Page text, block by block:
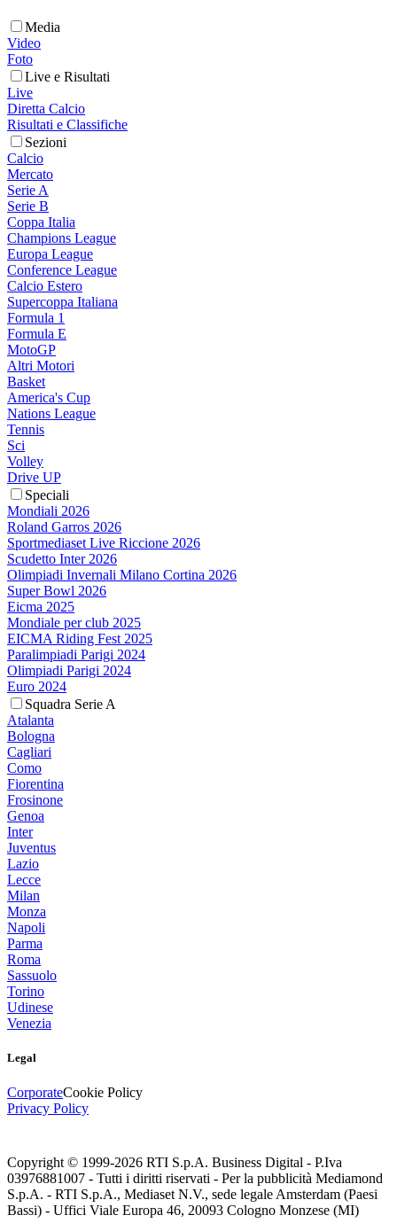
Media
Video
Foto
Live e Risultati
Live
Diretta Calcio
Risultati e Classifiche
Sezioni
Calcio
Mercato
Serie A
Serie B
Coppa Italia
Champions League
Europa League
Conference League
Calcio Estero
Supercoppa Italiana
Formula 1
Formula E
MotoGP
Altri Motori
Basket
America's Cup
Nations League
Tennis
Sci
Volley
Drive UP
Speciali
Mondiali 2026
Roland Garros 2026
Sportmediaset Live Riccione 2026
Scudetto Inter 2026
Olimpiadi Invernali Milano Cortina 2026
Super Bowl 2026
Eicma 2025
Mondiale per club 2025
EICMA Riding Fest 2025
Paralimpiadi Parigi 2024
Olimpiadi Parigi 2024
Euro 2024
Squadra Serie A
Atalanta
Bologna
Cagliari
Como
Fiorentina
Frosinone
Genoa
Inter
Juventus
Lazio
Lecce
Milan
Monza
Napoli
Parma
Roma
Sassuolo
Torino
Udinese
Venezia
Legal
CorporateCookie Policy
Privacy Policy
Copyright © 1999-2026 RTI S.p.A. Business Digital - P.Iva
03976881007 - Tutti i diritti riservati - Per la pubblicità Mediamond
S.p.A. - RTI S.p.A., Mediaset N.V., sede legale Amsterdam (Paesi
Bassi) - Uffici Viale Europa 46, 20093 Cologno Monzese (MI)